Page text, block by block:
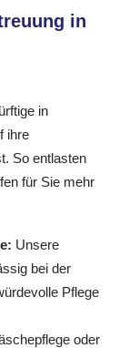
in
in
ihre
So entlasten
für Sie mehr
Unsere
bei der
Pflege
oder